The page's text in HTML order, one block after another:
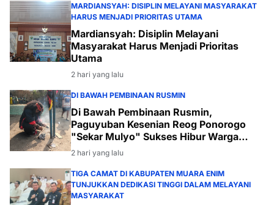
MARDIANSYAH: DISIPLIN MELAYANI MASYARAKAT
HARUS MENJADI PRIORITAS UTAMA
Mardiansyah: Disiplin Melayani
Masyarakat Harus Menjadi Prioritas
Utama
2 hari yang lalu
DI BAWAH PEMBINAAN RUSMIN
Di Bawah Pembinaan Rusmin,
Paguyuban Kesenian Reog Ponorogo
"Sekar Mulyo" Sukses Hibur Warga
Desa Payabakal
2 hari yang lalu
TIGA CAMAT DI KABUPATEN MUARA ENIM
TUNJUKKAN DEDIKASI TINGGI DALAM MELAYANI
MASYARAKAT